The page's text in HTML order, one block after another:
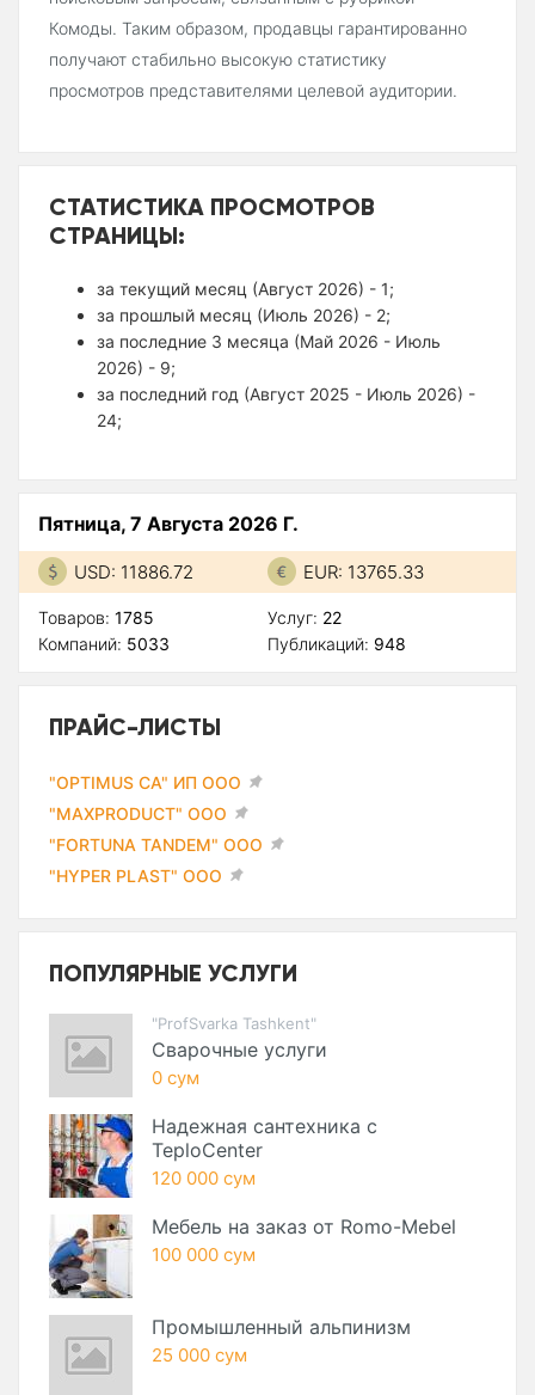
Комоды. Таким образом, продавцы гарантированно
получают стабильно высокую статистику
просмотров представителями целевой аудитории.
СТАТИСТИКА ПРОСМОТРОВ
СТРАНИЦЫ:
за текущий месяц (Август 2026) - 1;
за прошлый месяц (Июль 2026) - 2;
за последние 3 месяца (Май 2026 - Июль
2026) - 9;
за последний год (Август 2025 - Июль 2026) -
24;
Пятница, 7 Августа 2026 Г.
USD: 11886.72 EUR: 13765.33
Товаров: 1785
Компаний: 5033
Услуг: 22
Публикаций: 948
ПРАЙС-ЛИСТЫ
"OPTIMUS CA" ИП ООО
"MAXPRODUCT" ООО
"FORTUNA TANDEM" ООО
"HYPER PLAST" ООО
ПОПУЛЯРНЫЕ УСЛУГИ
"ProfSvarka Tashkent"
Сварочные услуги
0 сум
Надежная сантехника с
TeploCenter
120 000 сум
Мебель на заказ от Romo-Mebel
100 000 сум
Промышленный альпинизм
25 000 сум